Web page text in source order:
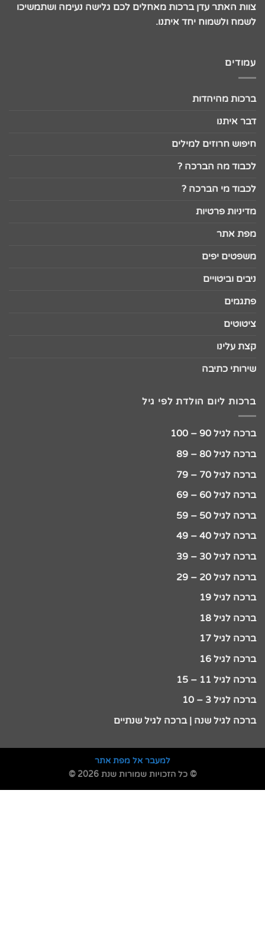
צוות האתר עדן ברכות מאחלים לכם גלישה נעימה ושתמשיכו
לשמח ולשמוח יחד איתנו.
עמודים
ברכות מהיהדות
דבר איתנו
חיפוש חרוזים למילים
לכבוד מה הברכה ?
לכבוד מי הברכה ?
מדיניות פרטיות
מפת אתר
משפטים יפים
ניבים וביטויים
פתגמים
ציטוטים
קצת עלינו
שירותי כתיבה
ברכות ליום הולדת לפי גיל
ברכה לגיל 90 – 100
ברכה לגיל 80 – 89
ברכה לגיל 70 – 79
ברכה לגיל 60 – 69
ברכה לגיל 50 – 59
ברכה לגיל 40 – 49
ברכה לגיל 30 – 39
ברכה לגיל 20 – 29
ברכה לגיל 19
ברכה לגיל 18
ברכה לגיל 17
ברכה לגיל 16
ברכה לגיל 11 – 15
ברכה לגיל 3 – 10
ברכה לגיל שנה | ברכה לגיל שנתיים
למעבר אל מפת אתר
© כל הזכויות שמורות שנת 2026 ©